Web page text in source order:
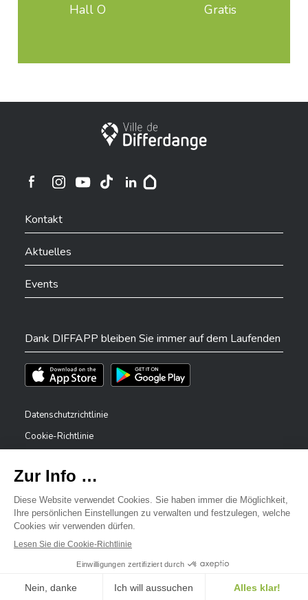
Hall O Gratis
Stadt Differdingen
Ville de Differdange sur Instagram
Kontakt
Aktuelles
Events
Dank DIFFAPP bleiben Sie immer auf dem Laufenden
Téléchargez l'app sur l'App StoreTéléchargez l'app sur Play Store
Datenschutzrichtlinie
Cookie-Richtlinie
Erklärung zur Barrierefreiheit
Meldesystem – Whistleblower
©2026 Alle Rechte vorbehalten . Stadt Differdingen
✕
Bonjour, comment puis-je vous aider ?